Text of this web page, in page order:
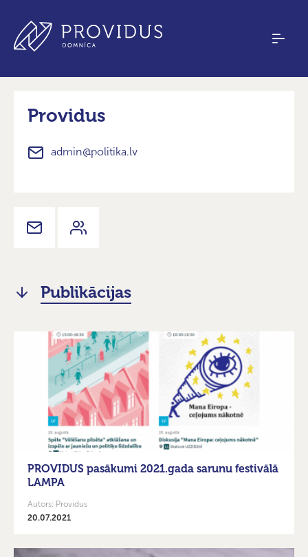
Providus
admin@politika.lv
Publikācijas
PROVIDUS pasākumi 2021.gada sarunu festivālā
LAMPA
Autors: Providus
20.07.2021